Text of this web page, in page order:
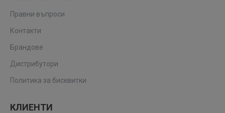
Правни въпроси
Контакти
Брандове
Дистрибутори
Политика за бисквитки
КЛИЕНТИ